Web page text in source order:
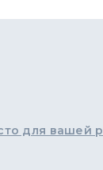
для вашей